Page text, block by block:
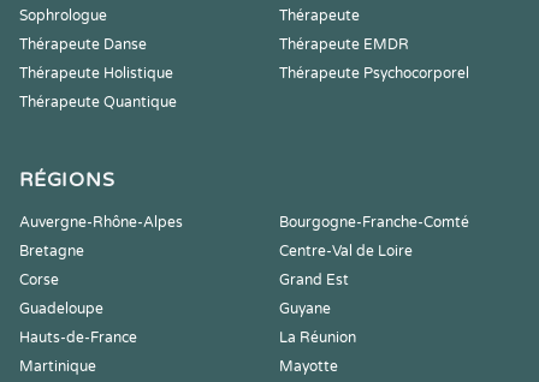
Sophrologue
Thérapeute
Thérapeute Danse
Thérapeute EMDR
Thérapeute Holistique
Thérapeute Psychocorporel
Thérapeute Quantique
RÉGIONS
Auvergne-Rhône-Alpes
Bourgogne-Franche-Comté
Bretagne
Centre-Val de Loire
Corse
Grand Est
Guadeloupe
Guyane
Hauts-de-France
La Réunion
Martinique
Mayotte